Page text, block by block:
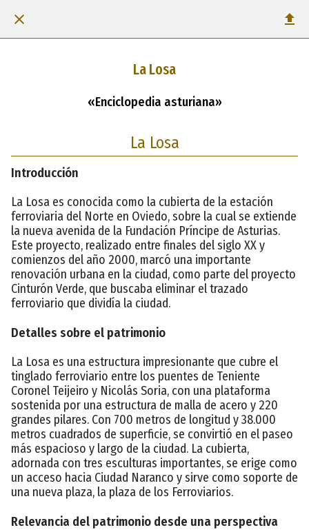
La Losa
«Enciclopedia asturiana»
La Losa
Introducción
La Losa es conocida como la cubierta de la estación
ferroviaria del Norte en Oviedo, sobre la cual se extiende
la nueva avenida de la Fundación Príncipe de Asturias.
Este proyecto, realizado entre finales del siglo XX y
comienzos del año 2000, marcó una importante
renovación urbana en la ciudad, como parte del proyecto
Cinturón Verde, que buscaba eliminar el trazado
ferroviario que dividía la ciudad.
Detalles sobre el patrimonio
La Losa es una estructura impresionante que cubre el
tinglado ferroviario entre los puentes de Teniente
Coronel Teijeiro y Nicolás Soria, con una plataforma
sostenida por una estructura de malla de acero y 220
grandes pilares. Con 700 metros de longitud y 38.000
metros cuadrados de superficie, se convirtió en el paseo
más espacioso y largo de la ciudad. La cubierta,
adornada con tres esculturas importantes, se erige como
un acceso hacia Ciudad Naranco y sirve como soporte de
una nueva plaza, la plaza de los Ferroviarios.
Relevancia del patrimonio desde una perspectiva